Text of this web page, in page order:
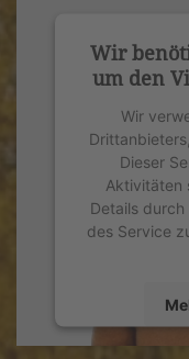
Wir
um den
Wir
Dieser
Aktivitäten
Details
des Service